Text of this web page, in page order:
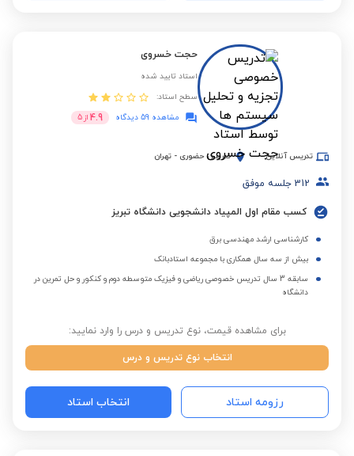
حجت خسروی
استاد تایید شده
سطح استاد:
مشاهده 59 دیدگاه
4.9 از 5
تدریس آنلاین تدریس حضوری - تهران
312 جلسه موفق
کسب مقام اول المپیاد دانشجویی دانشگاه تبریز
کارشناسی ارشد مهندسی برق
بیش از سه سال همکاری با مجموعه استادبانک
سابقه 3 سال تدریس خصوصی ریاضی و فیزیک متوسطه دوم و کنکور و حل تمرین در
دانشگاه
برای مشاهده قیمت، نوع تدریس و درس را وارد نمایید:
انتخاب نوع تدریس و درس
رزومه استاد انتخاب استاد